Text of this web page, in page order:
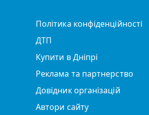
Політика конфіденційності
ДТП
Купити в Дніпрі
Реклама та партнерство
Довідник організацій
Автори сайту